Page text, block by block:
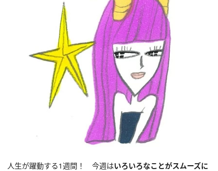
人生が躍動する1週間！ 今週はいろいろなことがスムーズに